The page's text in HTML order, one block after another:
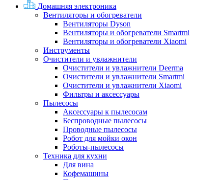
Домашняя электроника
Вентиляторы и обогреватели
Вентиляторы Dyson
Вентиляторы и обогреватели Smartmi
Вентиляторы и обогреватели Xiaomi
Инструменты
Очистители и увлажнители
Очистители и увлажнители Deerma
Очистители и увлажнители Smartmi
Очистители и увлажнители Xiaomi
Фильтры и аксессуары
Пылесосы
Аксессуары к пылесосам
Беспроводные пылесосы
Проводные пылесосы
Робот для мойки окон
Роботы-пылесосы
Техника для кухни
Для вина
Кофемашины